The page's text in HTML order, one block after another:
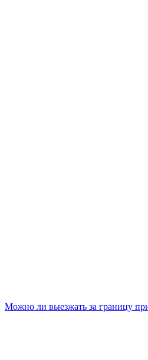
Можно ли выезжать за границу